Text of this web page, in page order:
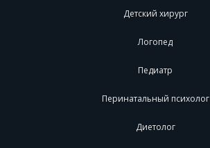
Детский хирург
Логопед
Педиатр
Перинатальный психолог
Диетолог